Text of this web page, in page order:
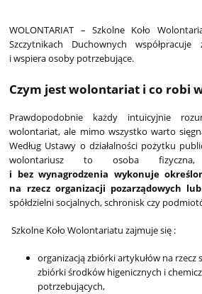
WOLONTARIAT – Szkolne Koło
Szczytnikach Duchownych
i wspiera osoby potrzebujące.
Czym jest wolontariat i co robi
Prawdopodobnie każdy intuicyjnie
wolontariat, ale mimo wszystko warto
Według Ustawy o działalności pożytku
wolontariusz to osoba
i bez wynagrodzenia wykonuje
na rzecz organizacji pozarządowych
spółdzielni socjalnych, schronisk czy
Szkolne Koło Wolontariatu zajmuje się :
organizacją zbiórki artykułów na
zbiórki środków higenicznych i
potrzebujących,